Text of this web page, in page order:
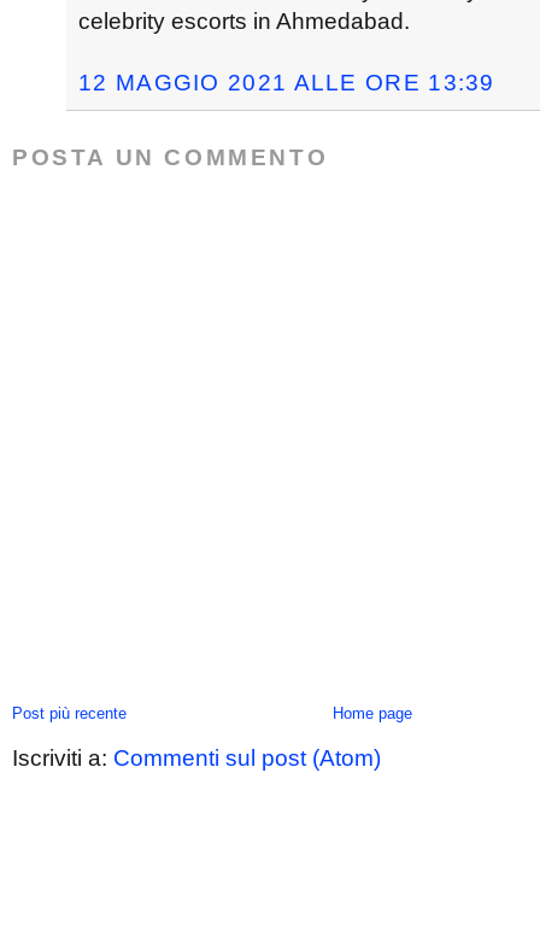
celebrity escorts in Ahmedabad.
12 MAGGIO 2021 ALLE ORE 13:39
POSTA UN COMMENTO
Post più recente Home page
Iscriviti a: Commenti sul post (Atom)